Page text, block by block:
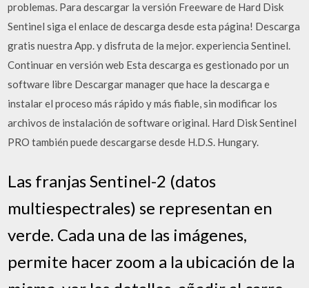
problemas. Para descargar la versión Freeware de Hard Disk
Sentinel siga el enlace de descarga desde esta página! Descarga
gratis nuestra App. y disfruta de la mejor. experiencia Sentinel.
Continuar en versión web Esta descarga es gestionado por un
software libre Descargar manager que hace la descarga e
instalar el proceso más rápido y más fiable, sin modificar los
archivos de instalación de software original. Hard Disk Sentinel
PRO también puede descargarse desde H.D.S. Hungary.
Las franjas Sentinel-2 (datos
multiespectrales) se representan en
verde. Cada una de las imágenes,
permite hacer zoom a la ubicación de la